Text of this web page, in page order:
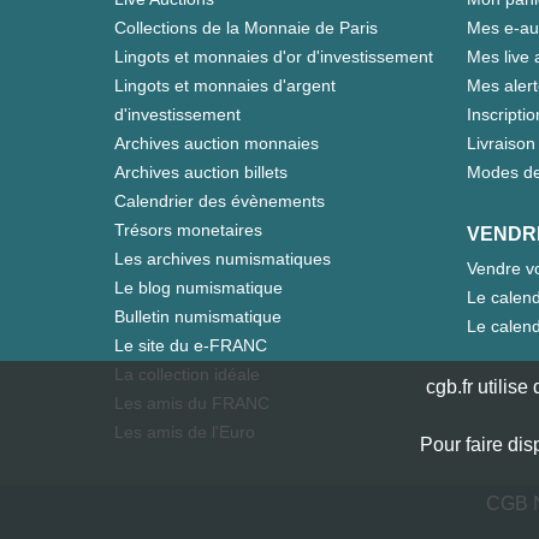
Collections de la Monnaie de Paris
Lingots et monnaies d'or d'investissement
Lingots et monnaies d'argent
d'investissement
Archives auction monnaies
Archives auction billets
Calendrier des évènements
Trésors monetaires
Les archives numismatiques
Le blog numismatique
Bulletin numismatique
Le site du e-FRANC
La collection idéale
Les amis du FRANC
Les amis de l'Euro
Mes e-
Mes live
Mes
Modes
Vendre
Le
Le
CGB
cgb.fr utilise
Pour faire